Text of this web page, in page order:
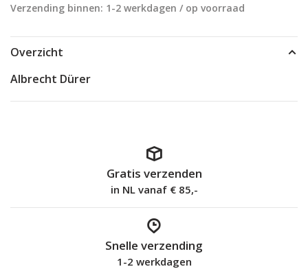
Verzending binnen: 1-2 werkdagen / op voorraad
Overzicht
Albrecht Dürer
Gratis verzenden
in NL vanaf € 85,-
Snelle verzending
1-2 werkdagen